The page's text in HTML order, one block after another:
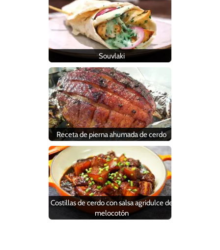
Souvlaki
Receta de pierna ahumada de cerdo
Costillas de cerdo con salsa agridulce de
melocotón